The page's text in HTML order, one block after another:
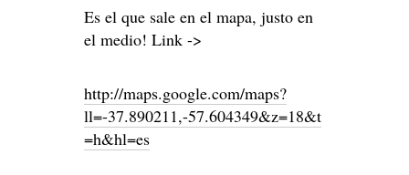
Es el que sale en el mapa, justo en
el medio! Link ->
http://maps.google.com/maps?
ll=-37.890211,-57.604349&z=18&t
=h&hl=es